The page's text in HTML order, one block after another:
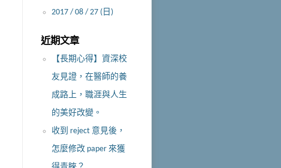
2017 / 08 / 27 (日)
近期文章
【長期心得】資深校
友見證，在醫師的養
成路上，職涯與人生
的美好改變。
收到 reject 意見後，
怎麼修改 paper 來獲